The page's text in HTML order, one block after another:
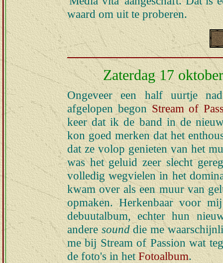
waard om uit te proberen.
Zaterdag 17
Ongeveer een half uurtje
afgelopen begonStream of
keer dat ik de band in de
kon goed merken dat het
dat ze volop genieten van het
was het geluid zeer slecht
volledig wegvielen in het
kwam over als een muur van
opmaken. Herkenbaar voor
debuutalbum, echter hun
anderesounddie me
me bij Stream of Passion wat
de foto's in hetFotoalbum.